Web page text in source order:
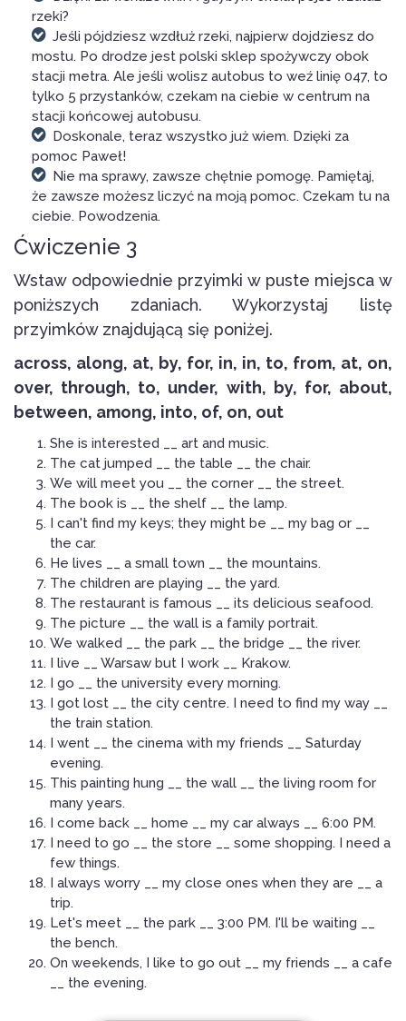
rzeki?
Jeśli pójdziesz wzdłuż rzeki, najpierw dojdziesz do
mostu. Po drodze jest polski sklep spożywczy obok
stacji metra. Ale jeśli wolisz autobus to weź linię 047, to
tylko 5 przystanków, czekam na ciebie w centrum na
stacji końcowej autobusu.
Doskonale, teraz wszystko już wiem. Dzięki za
pomoc Paweł!
Nie ma sprawy, zawsze chętnie pomogę. Pamiętaj,
że zawsze możesz liczyć na moją pomoc. Czekam tu na
ciebie. Powodzenia.
Ćwiczenie 3
Wstaw odpowiednie przyimki w puste miejsca w
poniższych zdaniach. Wykorzystaj listę
przyimków znajdującą się poniżej.
across, along, at, by, for, in, in, to, from, at, on,
over, through, to, under, with, by, for, about,
between, among, into, of, on, out
She is interested __ art and music.
The cat jumped __ the table __ the chair.
We will meet you __ the corner __ the street.
The book is __ the shelf __ the lamp.
I can't find my keys; they might be __ my bag or __
the car.
He lives __ a small town __ the mountains.
The children are playing __ the yard.
The restaurant is famous __ its delicious seafood.
The picture __ the wall is a family portrait.
We walked __ the park __ the bridge __ the river.
I live __ Warsaw but I work __ Krakow.
I go __ the university every morning.
I got lost __ the city centre. I need to find my way __
the train station.
I went __ the cinema with my friends __ Saturday
evening.
This painting hung __ the wall __ the living room for
many years.
I come back __ home __ my car always __ 6:00 PM.
I need to go __ the store __ some shopping. I need a
few things.
I always worry __ my close ones when they are __ a
trip.
Let's meet __ the park __ 3:00 PM. I'll be waiting __
the bench.
On weekends, I like to go out __ my friends __ a cafe
__ the evening.